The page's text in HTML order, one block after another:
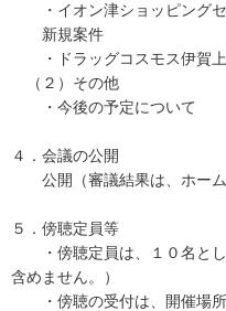
・イオン津ショッピングセ
新規案件
・ドラッグコスモス伊賀
（２）その他
・今後の予定について
４．会議の公開
公開（審議結果は、ホーム
５．傍聴定員等
・傍聴定員は、１０名とし
含めません。）
・傍聴の受付は、開催場所